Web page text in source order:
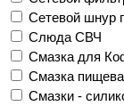
Сетевой шнур
Слюда СВЧ
Смазка для
Смазка
Смазки -